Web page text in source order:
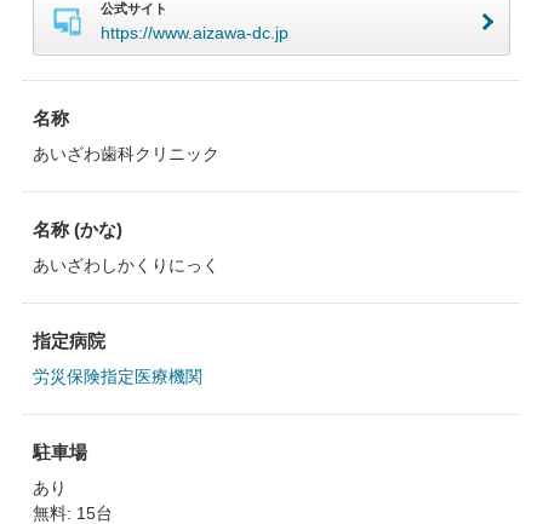
公式サイト
https://www.aizawa-dc.jp
名称
あいざわ歯科クリニック
名称 (かな)
あいざわしかくりにっく
指定病院
労災保険指定医療機関
駐車場
あり
無料: 15台